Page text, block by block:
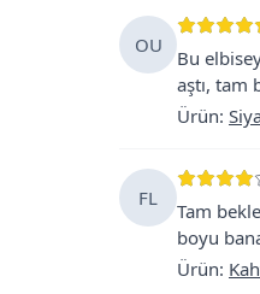
OU
Bu
aştı, tam
Ürün:
FL
Tam
boyu
Ürün: